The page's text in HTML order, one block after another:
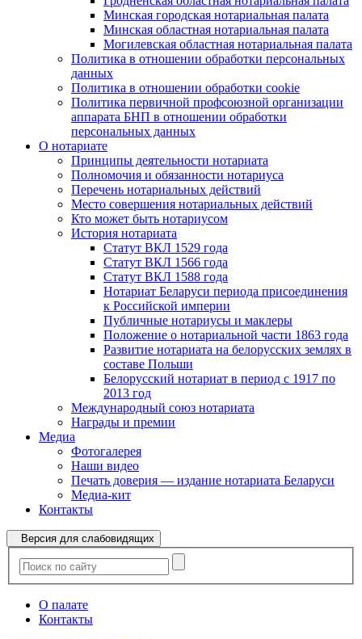
Минская городская нотариальная палата
Минская областная нотариальная палата
Могилевская областная нотариальная палата
Политика в отношении обработки персональных
данных
Политика в отношении обработки cookie
Политика первичной профсоюзной организации
аппарата БНП в отношении обработки
персональных данных
О нотариате
Принципы деятельности нотариата
Полномочия и обязанности нотариуса
Перечень нотариальных действий
Место совершения нотариальных действий
Кто может быть нотариусом
История нотариата
Статут ВКЛ 1529 года
Статут ВКЛ 1566 года
Статут ВКЛ 1588 года
Нотариат Беларуси периода присоединения
к Российской империи
Публичные нотариусы и маклеры
Положение о нотариальной части 1863 года
Развитие нотариата на белорусских землях в
составе Польши
Белорусский нотариат в период с 1917 по
2013 год
Международный союз нотариата
Награды и премии
Медиа
Фотогалерея
Наши видео
Печать доверия — издание нотариата Беларуси
Медиа-кит
Контакты
Версия для слабовидящих
О палате
Контакты